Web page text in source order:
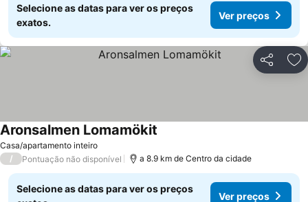
Selecione as datas para ver os preços
exatos.
Ver preços
Partilhar
Casa/apartamento inteiro
Aronsalmen Lomamökit
/ Pontuação não disponível a 8.9 km de Centro da cidade
Selecione as datas para ver os preços
Ver preços